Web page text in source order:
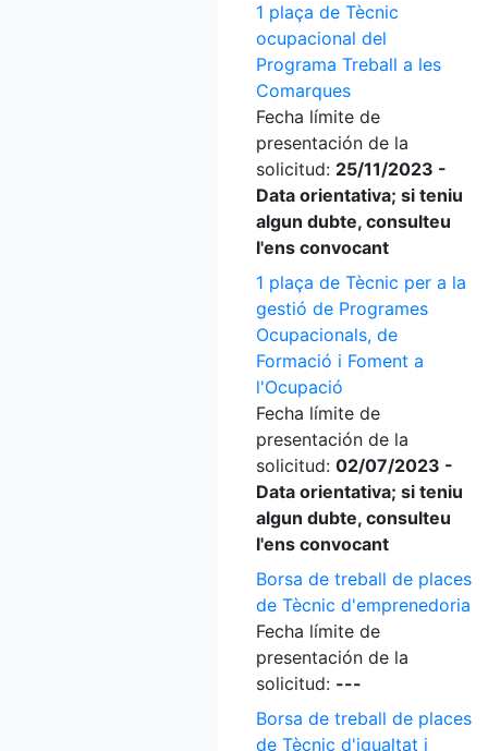
1 plaça de Tècnic
ocupacional del
Programa Treball a les
Comarques
Fecha límite de
presentación de la
solicitud: 25/11/2023 -
Data orientativa; si teniu
algun dubte, consulteu
l'ens convocant
1 plaça de Tècnic per a la
gestió de Programes
Ocupacionals, de
Formació i Foment a
l'Ocupació
Fecha límite de
presentación de la
solicitud: 02/07/2023 -
Data orientativa; si teniu
algun dubte, consulteu
l'ens convocant
Borsa de treball de places
de Tècnic d'emprenedoria
Fecha límite de
presentación de la
solicitud: ---
Borsa de treball de places
de Tècnic d'igualtat i